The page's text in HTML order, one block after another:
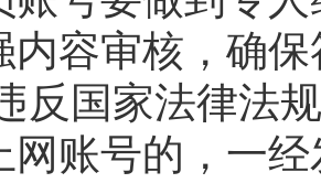
内容审核，确
反国家法律法
网账号的，一